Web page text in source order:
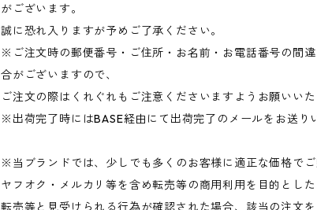
がございます。
誠に恐れ入りますが予めご了承ください。
※ご注文時の郵便番号・ご住所・お名前・お電話番号の間
合がございますので、
ご注文の際はくれぐれもご注意くださいますようお願いいた
※出荷完了時にはBASE経由にて出荷完了のメールをお送り
※当ブランドでは、少しでも多くのお客様に適正な価格でご
ヤフオク・メルカリ等を含め転売等の商用利用を目的とし
転売等と見受けられる行為が確認された場合、該当の注文